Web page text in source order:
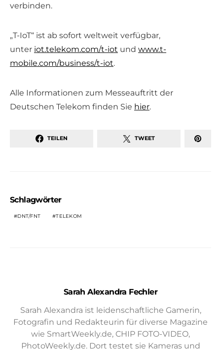
verbinden.
„T-IoT“ ist ab sofort weltweit verfügbar,
unter iot.telekom.com/t-iot und www.t-
mobile.com/business/t-iot.
Alle Informationen zum Messeauftritt der
Deutschen Telekom finden Sie hier.
TEILEN TWEET
Schlagwörter
DNT/FNT TELEKOM
Sarah Alexandra Fechler
Sarah Alexandra ist leidenschaftliche Gamerin,
Fotografin und Redakteurin für diverse Magazine
wie SmartWeekly.de, CHIP FOTO-VIDEO,
PhotoWeekly.de. Dort testet sie Kameras und